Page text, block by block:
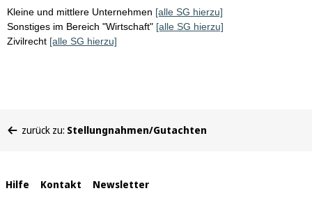
Kleine und mittlere Unternehmen [alle SG hierzu]
Sonstiges im Bereich "Wirtschaft" [alle SG hierzu]
Zivilrecht [alle SG hierzu]
befinden
zurück zu: Stellungnahmen/Gutachten
Interne
Hilfe Kontakt Newsletter